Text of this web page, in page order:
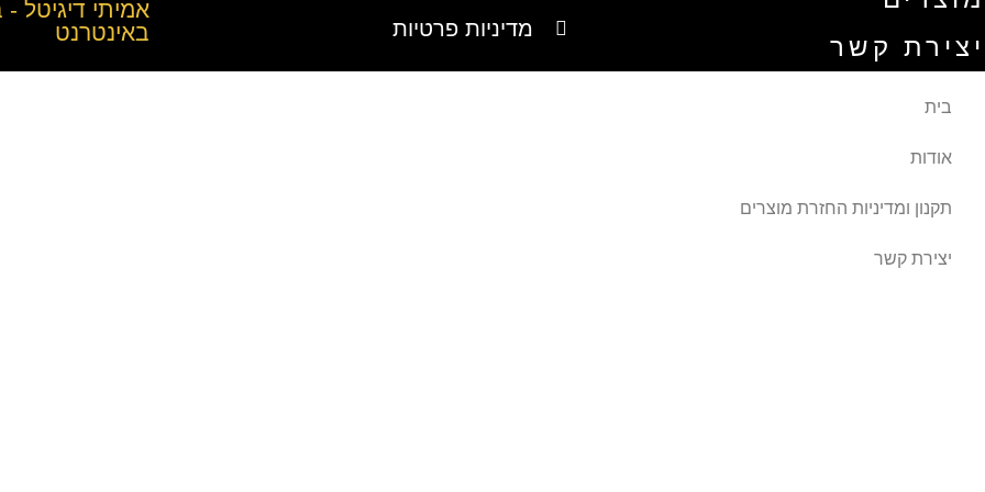
יצירת קשר
מדיניות פרטיות
אמיתי דיגיטל -
באינטרנט
בית
אודות
תקנון ומדיניות החזרת מוצרים
יצירת קשר